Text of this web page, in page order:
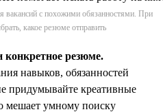
вакансий с похожими обязанностями. При
какое резюме отправить
конкретное резюме.
навыков, обязанностей
придумывайте креативные
мешает умному поиску